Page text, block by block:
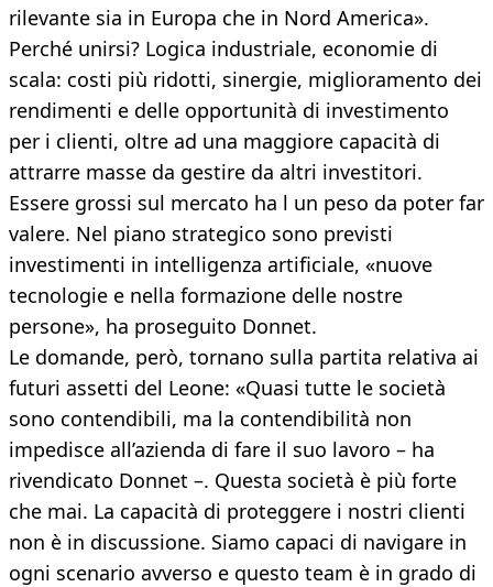
rilevante sia in Europa che in Nord America».
Perché unirsi? Logica industriale, economie di
scala: costi più ridotti, sinergie, miglioramento dei
rendimenti e delle opportunità di investimento
per i clienti, oltre ad una maggiore capacità di
attrarre masse da gestire da altri investitori.
Essere grossi sul mercato ha l un peso da poter far
valere. Nel piano strategico sono previsti
investimenti in intelligenza artificiale, «nuove
tecnologie e nella formazione delle nostre
persone», ha proseguito Donnet.
Le domande, però, tornano sulla partita relativa ai
futuri assetti del Leone: «Quasi tutte le società
sono contendibili, ma la contendibilità non
impedisce all’azienda di fare il suo lavoro – ha
rivendicato Donnet –. Questa società è più forte
che mai. La capacità di proteggere i nostri clienti
non è in discussione. Siamo capaci di navigare in
ogni scenario avverso e questo team è in grado di